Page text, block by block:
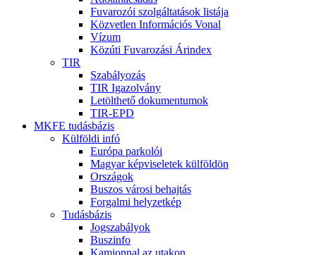
Fuvarozói szolgáltatások listája
Közvetlen Információs Vonal
Vízum
Közúti Fuvarozási Árindex
TIR
Szabályozás
TIR Igazolvány
Letölthető dokumentumok
TIR-EPD
MKFE tudásbázis
Külföldi infó
Európa parkolói
Magyar képviseletek külföldön
Országok
Buszos városi behajtás
Forgalmi helyzetkép
Tudásbázis
Jogszabályok
Buszinfo
Kamionnal az utakon